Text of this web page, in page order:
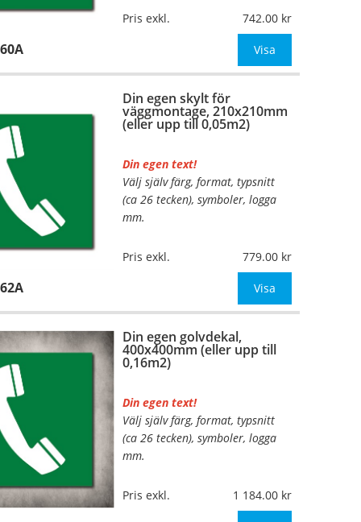
Material:
Plan aluminium,
0,7mm (väggmontage)
148x148mm (eller annat
Be om offert vid antal
Pris exkl. 742.00
Visa
Din egen skylt för
väggmontage, 210x210mm
(eller upp till 0,05m2)
Din egen text!
Välj själv färg, format, typsnitt
(ca 26 tecken), symboler, logga
mm.
Material:
Plan aluminium,
0,7mm (väggmontage)
210x210mm (eller annat
Be om offert vid antal
Pris exkl. 779.00
Visa
Din egen golvdekal,
400x400mm (eller upp till
0,16m2)
Din egen text!
Välj själv färg, format, typsnitt
(ca 26 tecken), symboler, logga
mm.
Material:
Självhäftande,
specialanpassat, halkfritt
Pris exkl. 1 184.00